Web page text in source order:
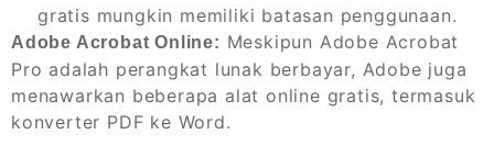
gratis mungkin memiliki batasan penggunaan.
Adobe Acrobat Online: Meskipun Adobe Acrobat
Pro adalah perangkat lunak berbayar, Adobe juga
menawarkan beberapa alat online gratis, termasuk
konverter PDF ke Word.